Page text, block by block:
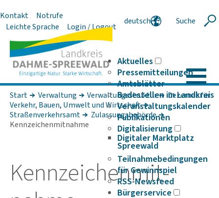
Kontakt
Notrufe
Leichte Sprache
Login / Logout
deutsch
Suche
Aktuelles
Pressemitteilungen
Amtsblätter
Badestellen im Landkreis
Veranstaltungskalender
Publikationen
Digitalisierung
Digitaler Marktplatz
Spreewald
Teilnahmebedingungen
für Gewinnspiel
RSS-Newsfeed
Bürgerservice
Start Verwaltung Verwaltungsstruktur
Dezernat für
Verkehr, Bauen, Umwelt und Wirt­schaft
Straßenverkehrsamt
Zulassungsbehörde
Kennzeichenmitnahme
Kenn­zei­chen­mit­